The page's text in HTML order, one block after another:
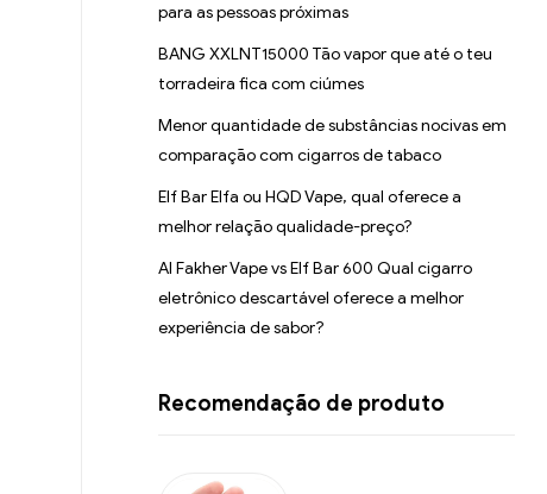
para as pessoas próximas
BANG XXLNT15000 Tão vapor que até o teu
torradeira fica com ciúmes
Menor quantidade de substâncias nocivas em
comparação com cigarros de tabaco
Elf Bar Elfa ou HQD Vape, qual oferece a
melhor relação qualidade-preço?
Al Fakher Vape vs Elf Bar 600 Qual cigarro
eletrônico descartável oferece a melhor
experiência de sabor?
Recomendação de produto